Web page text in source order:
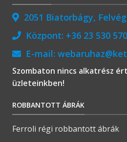
2051 Biatorbágy,
Központ: +36 23 530 570
E-mail:
Szombaton nincs alkatrész
üzleteinkben!
ROBBANTOTT ÁBRÁK
Ferroli régi robbantott ábrák